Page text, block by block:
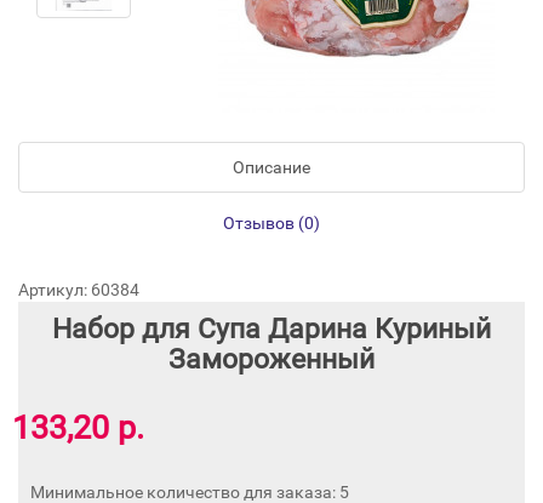
Описание
Отзывов (0)
Артикул: 60384
Набор для Супа Дарина Куриный
Замороженный
133,20 р.
Минимальное количество для заказа: 5